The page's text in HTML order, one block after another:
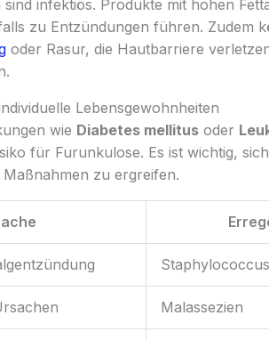
infektiös. Produkte mit hohen
zu Entzündungen führen. Zudem
oder Rasur, die Hautbarriere
Lebensgewohnheiten
wie Diabetes mellitusoder
für Furunkulose. Es ist wichtig,
zu ergreifen.
Malassezien